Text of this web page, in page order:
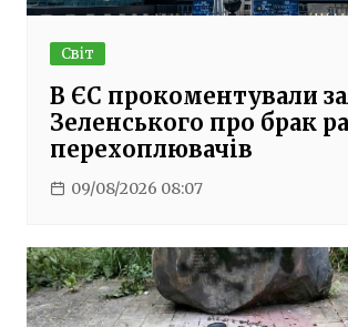
Світ
В ЄС прокоментували
Зеленського про брак
перехоплювачів
09/08/2026 08:07